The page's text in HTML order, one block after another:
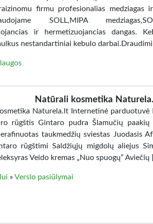
firmu profesionalias medziagas
SOLL,MIPA
ir hermetizuojancias dangas.
nestandartiniai kebulo
Natūrali kosmetika
Naturela.lt Internetinė
rūgštis Gintaro pudra Šlamučių paakių
taukmedžių sviestas Juodasis
rūgštimi Saldžiųjų migdolų aliejus
Veido kremas „Nuo spuogų” Aviečių
» Verslo pasiūlymai